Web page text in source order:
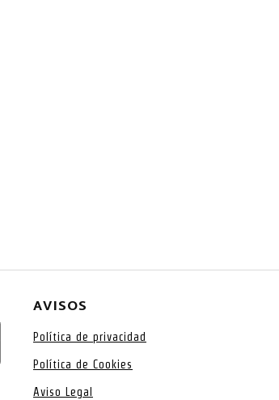
AVISOS
Política de privacidad
Política de Cookies
Aviso Legal